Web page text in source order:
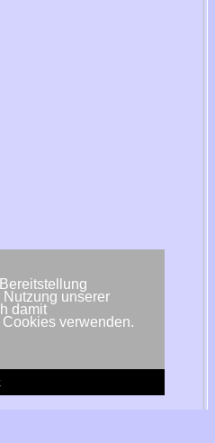
unserer
damit
verwenden.